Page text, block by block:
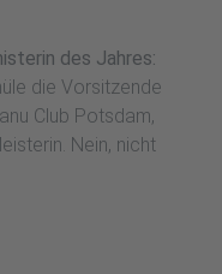
des Jahres:
die Vorsitzende
Club Potsdam,
Nein, nicht